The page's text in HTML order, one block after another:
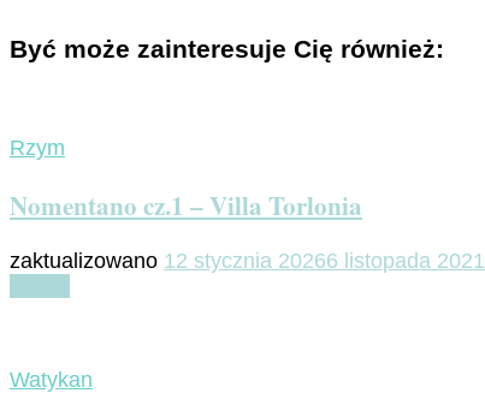
Być może zainteresuje Cię również:
Rzym
Nomentano cz.1 – Villa Torlonia
zaktualizowano 12 stycznia 20266 listopada 2021
Watykan